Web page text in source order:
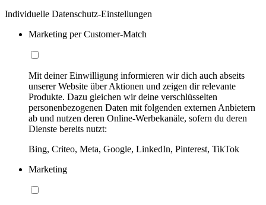
Individuelle Datenschutz-Einstellungen
Marketing per Customer-Match
Mit deiner Einwilligung informieren wir dich auch abseits
unserer Website über Aktionen und zeigen dir relevante
Produkte. Dazu gleichen wir deine verschlüsselten
personenbezogenen Daten mit folgenden externen Anbietern
ab und nutzen deren Online-Werbekanäle, sofern du deren
Dienste bereits nutzt:
Bing, Criteo, Meta, Google, LinkedIn, Pinterest, TikTok
Marketing